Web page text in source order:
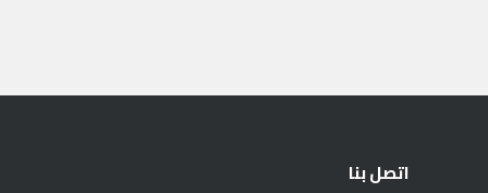
اتصل بنا